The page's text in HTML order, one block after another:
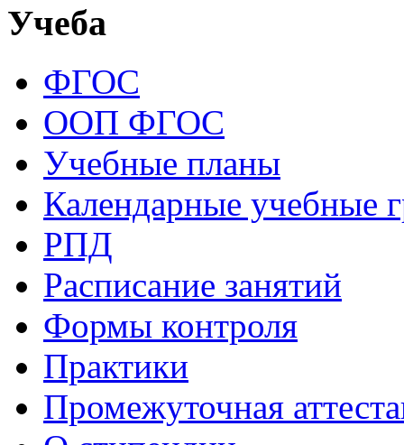
Учеба
ФГОС
ООП ФГОС
Учебные планы
Календарные учебные
РПД
Расписание занятий
Формы контроля
Практики
Промежуточная